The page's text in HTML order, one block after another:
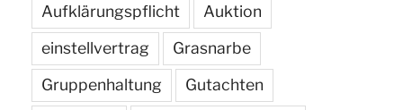
Aufklärungspflicht
Auktion
einstellvertrag
Grasnarbe
Gruppenhaltung
Gutachten